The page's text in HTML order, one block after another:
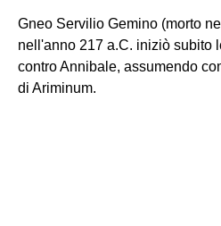
Gneo Servilio Gemino (morto
nell'anno 217 a.C. iniziò subito
contro Annibale, assumendo
di Ariminum.